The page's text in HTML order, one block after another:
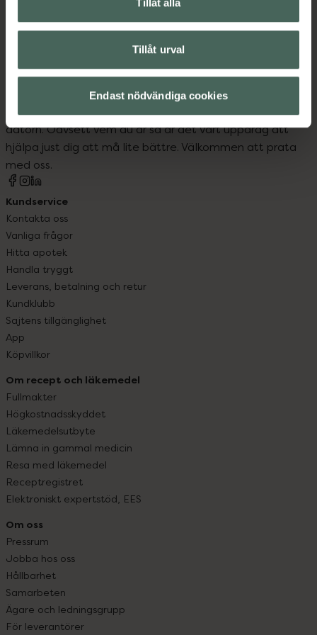
Tillåt alla
Tillåt urval
Endast nödvändiga cookies
Kronans Apotek finns här för dig. Du hittar oss från Skåne i
syd till Lappland i norr, och online i mobilen och på
datorn. Oavsett vem du är så är det vårt uppdrag att
hjälpa just dig att må lite bättre. Välkommen att prata
med oss.
Kundservice
Kontakta oss
Vanliga frågor
Hitta apotek
Handla tryggt
Leverans, betalning och retur
Kundklubb
Sajtens tillgänglighet
App
Köpvillkor
Om recept och läkemedel
Fullmakter
Högkostnadsskyddet
Läkemedelsutbyte
Lämna in gammal medicin
Resa med läkemedel
Receptregistret
Elektroniskt expertstöd, EES
Om oss
Pressrum
Jobba hos oss
Hållbarhet
Samarbeten
Ägare och ledningsgrupp
För leverantörer